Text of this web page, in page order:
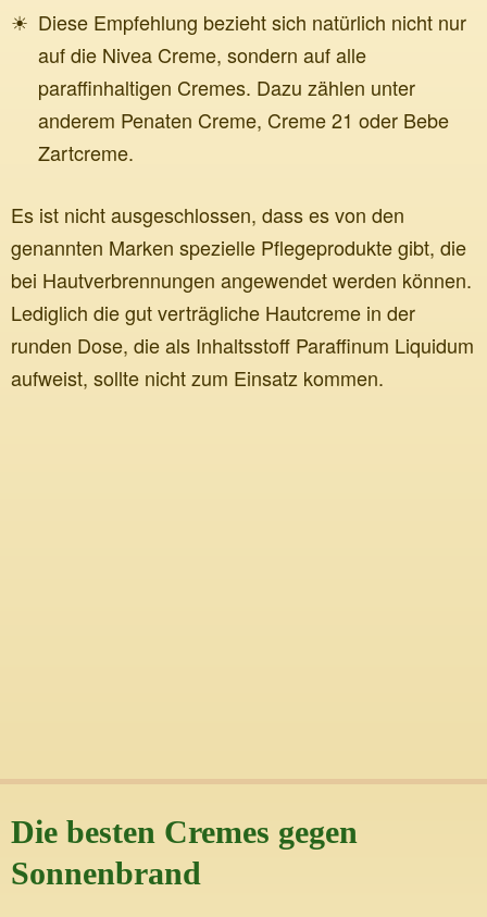
Diese Empfehlung bezieht sich natürlich nicht nur
auf die Nivea Creme, sondern auf alle
paraffinhaltigen Cremes. Dazu zählen unter
anderem Penaten Creme, Creme 21 oder Bebe
Zartcreme.
Es ist nicht ausgeschlossen, dass es von den
genannten Marken spezielle Pflegeprodukte gibt, die
bei Hautverbrennungen angewendet werden können.
Lediglich die gut verträgliche Hautcreme in der
runden Dose, die als Inhaltsstoff Paraffinum Liquidum
aufweist, sollte nicht zum Einsatz kommen.
Die besten Cremes gegen
Sonnenbrand